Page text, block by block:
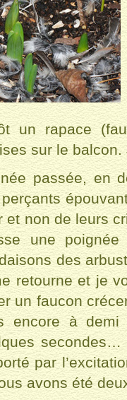
un rapace
sur le
passée, en
et non de leurs
une
des
retourne et je
un faucon
encore à demi
secondes…
par
avons été